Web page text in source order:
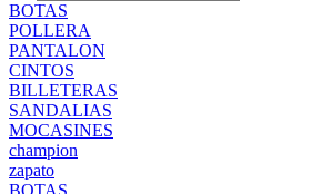
BOTAS
POLLERA
PANTALON
CINTOS
BILLETERAS
SANDALIAS
MOCASINES
champion
zapato
BOTAS